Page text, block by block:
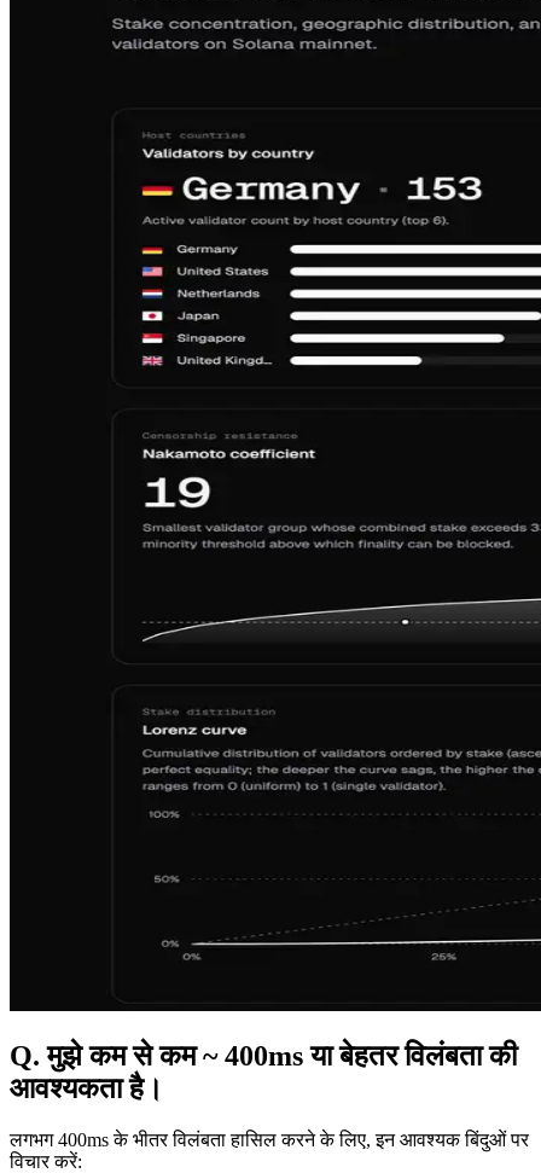
Q. मुझे कम से कम ~ 400ms या बेहतर विलंबता की
आवश्यकता है।
लगभग 400ms के भीतर विलंबता हासिल करने के लिए, इन आवश्यक बिंदुओं पर
विचार करें: